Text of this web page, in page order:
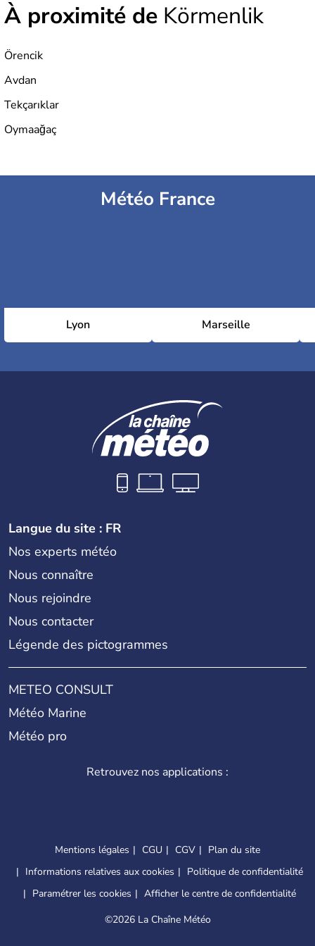
À proximité de Körmenlik
Örencik
Avdan
Tekçarıklar
Oymaağaç
Météo France
Lyon Marseille
Langue du site : FR
Nos experts météo
Nous connaître
Nous rejoindre
Nous contacter
Légende des pictogrammes
METEO CONSULT
Météo Marine
Météo pro
Retrouvez nos applications :
Mentions légales CGU CGV
Plan du site
Informations relatives aux cookies
Politique de confidentialité
Paramétrer les cookies
Afficher le centre de confidentialité
©2026 La Chaîne Météo